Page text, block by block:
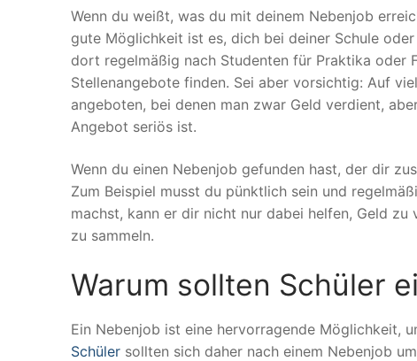
Wenn du weißt, was du mit deinem Nebenjob
gute Möglichkeit ist es, dich bei deiner Schule
dort regelmäßig nach Studenten für Praktika oder
Stellenangebote finden. Sei aber vorsichtig: Auf
angeboten, bei denen man zwar Geld verdient,
Angebot seriös ist.
Wenn du einen Nebenjob gefunden hast, der dir
Zum Beispiel musst du pünktlich sein und
machst, kann er dir nicht nur dabei helfen, Geld
zu sammeln.
Warum sollten Schüler
Ein Nebenjob ist eine hervorragende Möglichkeit,
Schüler sollten sich daher nach einem Nebenjob